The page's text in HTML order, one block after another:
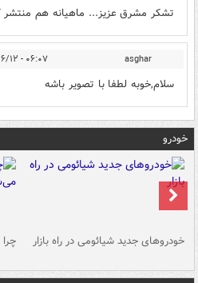
تشکر مشرق عزیز... ماهیانه هم منتشر
asghar ۰۶:۰۷ - ۱۳۹۰/۰۶/۱۲
سلام,خوبه لطفا با تصویر باشه
خودرو
خودروهای جدید شیائومی در راه بازار